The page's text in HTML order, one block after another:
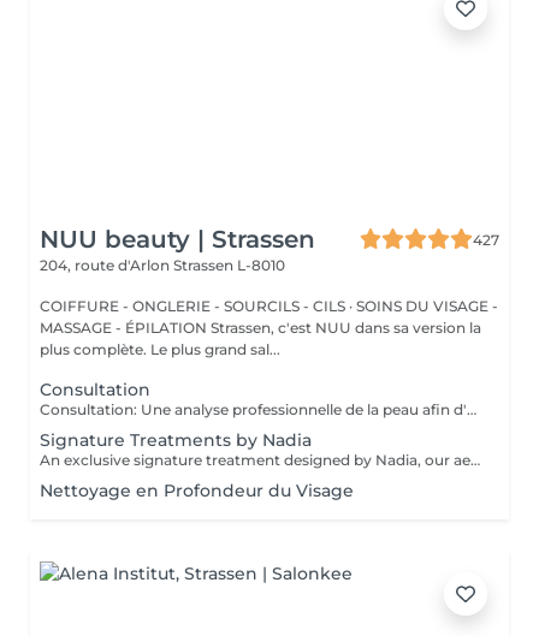
NUU beauty | Strassen
427
204, route d'Arlon Strassen L-8010
COIFFURE - ONGLERIE - SOURCILS - CILS · SOINS DU VISAGE -
MASSAGE - ÉPILATION Strassen, c'est NUU dans sa version la
plus complète. Le plus grand sal...
Consultation
Consultation: Une analyse professionnelle de la peau afin d'évaluer son état, de discuter de vos préoccupations et de recommander les traitements ainsi que la routine de soins à domicile les plus adaptés. Consultation & Premier Soin: Une analyse professionnelle de la peau afin d'évaluer son état, de discuter de vos préoccupations et de recommander les traitements ainsi que la routine de soins à domicile les plus adaptés. Suivie d'un soin personnalisé conçu pour répondre aux besoins immédiats de votre peau. Le prix dépendra du type de procédure réalisée.
Signature Treatments by Nadia
An exclusive signature treatment designed by Nadia, our aesthetician, for the delicate eye and neck area. It delivers intensive hydration and improves skin elasticity, helping to restore firmness, smoothness, and a visibly refreshed appearance. The treatment helps reduce the appearance of fine lines, provides a gentle brightening effect around the eyes, and creates a natural lifting result for a more rested and youthful look. Another combination is eye- and neck-intensive hydration with a full facial treatment. This combination is ideal for clients seeking full-face care and an instantly refreshed, healthy look.
Nettoyage en Profondeur du Visage